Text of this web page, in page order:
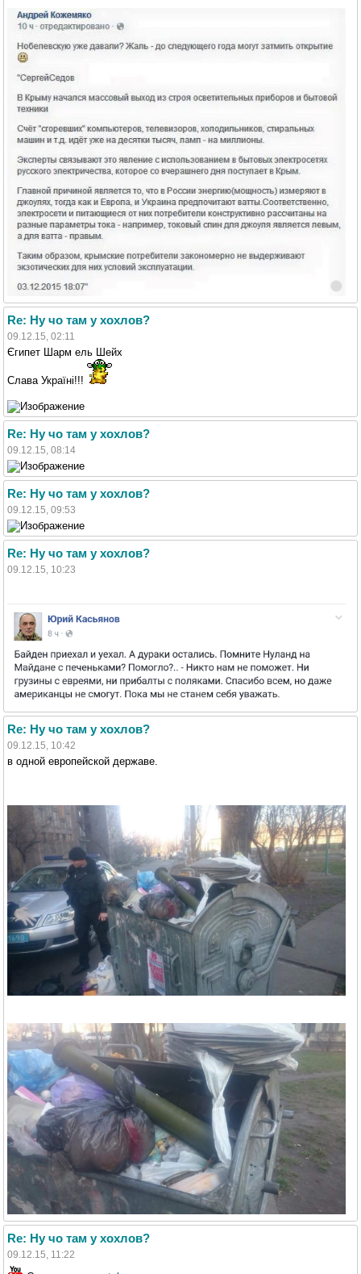
Re: Ну чо там у хохлов?
09.12.15, 02:11
Єгипет Шарм ель Шейх
Слава Україні!!!
Re: Ну чо там у хохлов?
09.12.15, 08:14
Re: Ну чо там у хохлов?
09.12.15, 09:53
Re: Ну чо там у хохлов?
09.12.15, 10:23
Re: Ну чо там у хохлов?
09.12.15, 10:42
в одной европейской державе.
Re: Ну чо там у хохлов?
09.12.15, 11:22